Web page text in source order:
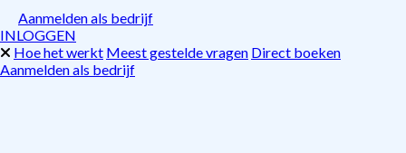
Aanmelden als bedrijf
INLOGGEN
Hoe het werkt Meest gestelde vragen Direct boeken
Aanmelden als bedrijf